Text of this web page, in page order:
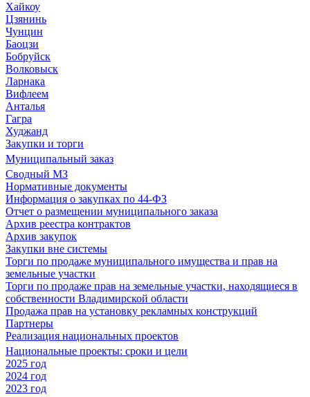
Хайкоу
Цзянинь
Чунцин
Баоцзи
Бобруйск
Волковыск
Ларнака
Вифлеем
Анталья
Гагра
Худжанд
Закупки и торги
Муниципальный заказ
Сводный МЗ
Нормативные документы
Информация о закупках по 44-ФЗ
Отчет о размещении муниципального заказа
Архив реестра контрактов
Архив закупок
Закупки вне системы
Торги по продаже муниципального имущества и прав на
земельные участки
Торги по продаже прав на земельные участки, находящиеся в
собственности Владимирской области
Продажа прав на установку рекламных конструкций
Партнеры
Реализация национальных проектов
Национальные проекты: сроки и цели
2025 год
2024 год
2023 год